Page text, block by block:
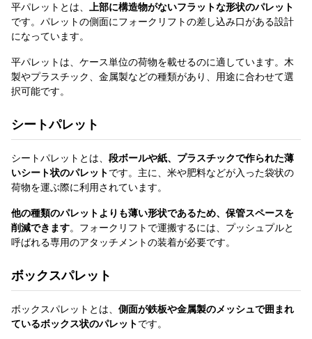
平パレットとは、
上部に構造物がないフラットな形状のパレット
です。パレットの側面にフォークリフトの差し込み口がある設計
になっています。
平パレットは、ケース単位の荷物を載せるのに適しています。木
製やプラスチック、金属製などの種類があり、用途に合わせて選
択可能です。
シートパレット
シートパレットとは、 段ボールや紙、プラスチックで作られた薄
いシート状のパレットです。主に、米や肥料などが入った袋状の
荷物を運ぶ際に利用されています。
他の種類のパレットよりも薄い形状であるため、保管スペースを
削減できます。フォークリフトで運搬するには、プッシュプルと
呼ばれる専用のアタッチメントの装着が必要です。
ボックスパレット
ボックスパレットとは、 側面が鉄板や金属製のメッシュで囲まれ
ているボックス状のパレットです。